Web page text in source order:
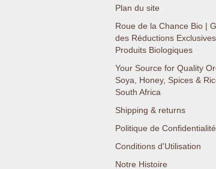
Plan du site
Roue de la Chance Bio |
des Réductions
Produits Biologiques
Your Source for Quality
Soya, Honey, Spices &
South Africa
Shipping & returns
Politique de Confidentialité
Conditions d'Utilisation
Notre Histoire